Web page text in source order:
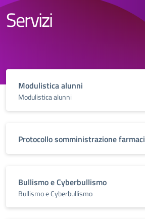
Servizi
Modulistica alunni
Modulistica alunni
Protocollo somministrazione farmaci
Bullismo e Cyberbullismo
Bullismo e Cyberbullismo